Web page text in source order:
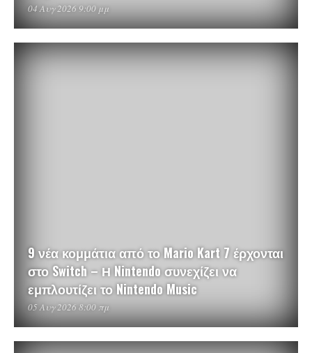
04 Αυγ 2026 9:00 μμ
9 νέα κομμάτια από το Mario Kart 7 έρχονται
στο Switch – Η Nintendo συνεχίζει να
εμπλουτίζει το Nintendo Music
05 Αυγ 2026 8:00 πμ